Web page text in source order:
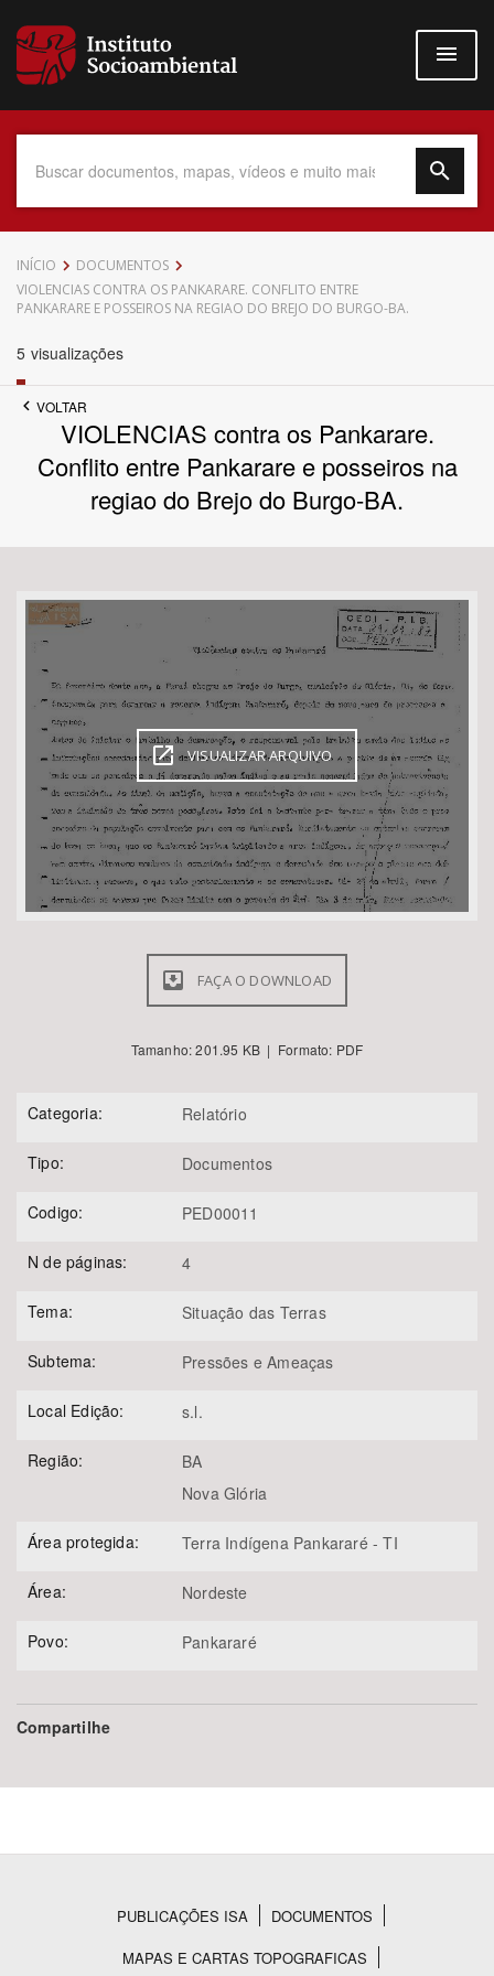
para
conteúdo
Data do Documento
Bioma / Bacia
Tema
Área de Levantamento
Área Protegida
BUSCAR
INÍCIO
DOCUMENTOS
VIOLENCIAS CONTRA OS PANKARARE. CONFLITO ENTRE
PANKARARE E POSSEIROS NA REGIAO DO BREJO DO BURGO-BA.
5 visualizações
VOLTAR
VIOLENCIAS contra os Pankarare.
Conflito entre Pankarare e posseiros na
regiao do Brejo do Burgo-BA.
VISUALIZAR ARQUIVO
FAÇA O DOWNLOAD
Tamanho: 201.95 KB | Formato: PDF
Categoria: Relatório
Tipo: Documentos
Codigo: PED00011
N de páginas: 4
Tema: Situação das Terras
Subtema: Pressões e Ameaças
Local Edição: s.l.
Região:
BA
Nova Glória
Área protegida: Terra Indígena Pankararé - TI
Área: Nordeste
Povo: Pankararé
Compartilhe
Rodapé
PUBLICAÇÕES ISA
DOCUMENTOS
MAPAS E CARTAS TOPOGRAFICAS